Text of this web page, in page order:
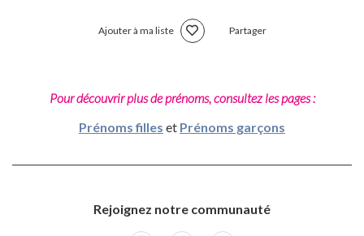
Ajouter à ma liste Partager
Pour découvrir plus de prénoms, consultez les pages :
Prénoms filles et Prénoms garçons
Rejoignez notre communauté